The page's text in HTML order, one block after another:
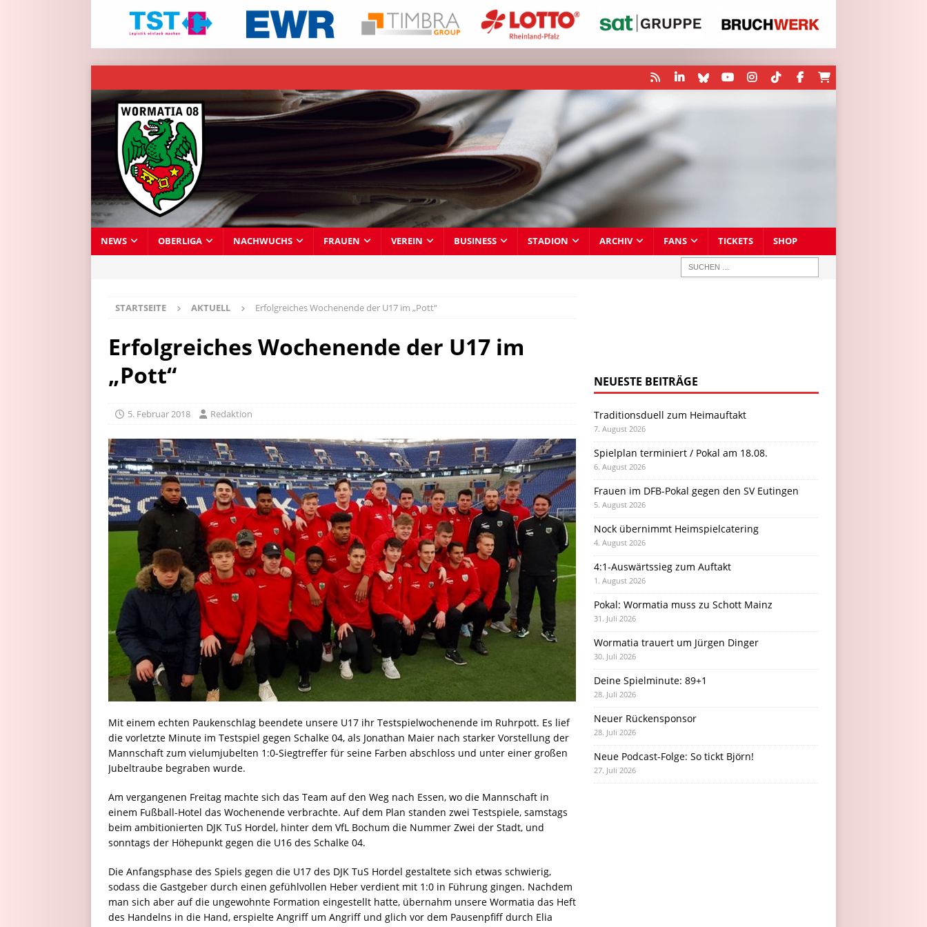
NEWS OBERLIGA NACHWUCHS FRAUEN VEREIN BUSINESS STADION ARCHIV FANS TICKETS SHOP
STARTSEITE AKTUELL Erfolgreiches Wochenende der U17 im „Pott“
Erfolgreiches Wochenende der U17 im
„Pott“
5. Februar 2018 Redaktion
Mit einem echten Paukenschlag beendete unsere U17 ihr Testspielwochenende im Ruhrpott. Es lief
die vorletzte Minute im Testspiel gegen Schalke 04, als Jonathan Maier nach starker Vorstellung der
Mannschaft zum vielumjubelten 1:0-Siegtreffer für seine Farben abschloss und unter einer großen
Jubeltraube begraben wurde.
Am vergangenen Freitag machte sich das Team auf den Weg nach Essen, wo die Mannschaft in
einem Fußball-Hotel das Wochenende verbrachte. Auf dem Plan standen zwei Testspiele, samstags
beim ambitionierten DJK TuS Hordel, hinter dem VfL Bochum die Nummer Zwei der Stadt, und
sonntags der Höhepunkt gegen die U16 des Schalke 04.
Die Anfangsphase des Spiels gegen die U17 des DJK TuS Hordel gestaltete sich etwas schwierig,
sodass die Gastgeber durch einen gefühlvollen Heber verdient mit 1:0 in Führung gingen. Nachdem
man sich aber auf die ungewohnte Formation eingestellt hatte, übernahm unsere Wormatia das Heft
des Handelns in die Hand, erspielte Angriff um Angriff und glich vor dem Pausenpfiff durch Elia
NEUESTE BEITRÄGE
Traditionsduell zum Heimauftakt
7. August 2026
Spielplan terminiert / Pokal am 18.08.
6. August 2026
Frauen im DFB-Pokal gegen den SV Eutingen
5. August 2026
Nock übernimmt Heimspielcatering
4. August 2026
4:1-Auswärtssieg zum Auftakt
1. August 2026
Pokal: Wormatia muss zu Schott Mainz
31. Juli 2026
Wormatia trauert um Jürgen Dinger
30. Juli 2026
Deine Spielminute: 89+1
28. Juli 2026
Neuer Rückensponsor
28. Juli 2026
Neue Podcast-Folge: So tickt Björn!
27. Juli 2026